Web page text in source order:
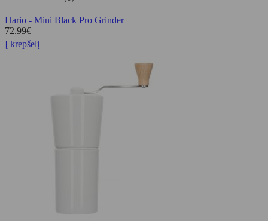
Hario - Mini Black Pro Grinder
72.99€
Į krepšelį